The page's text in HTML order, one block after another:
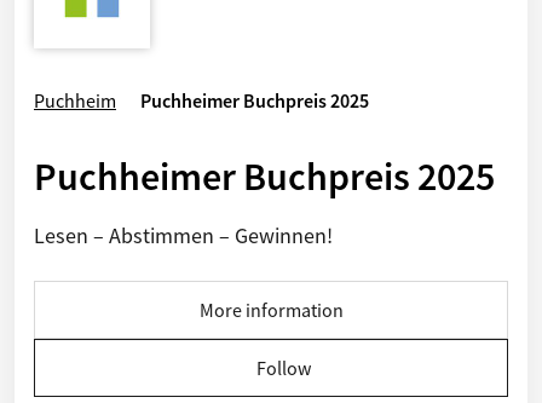
Puchheim Puchheimer Buchpreis 2025
Puchheimer Buchpreis 2025
Lesen – Abstimmen – Gewinnen!
More information
Follow